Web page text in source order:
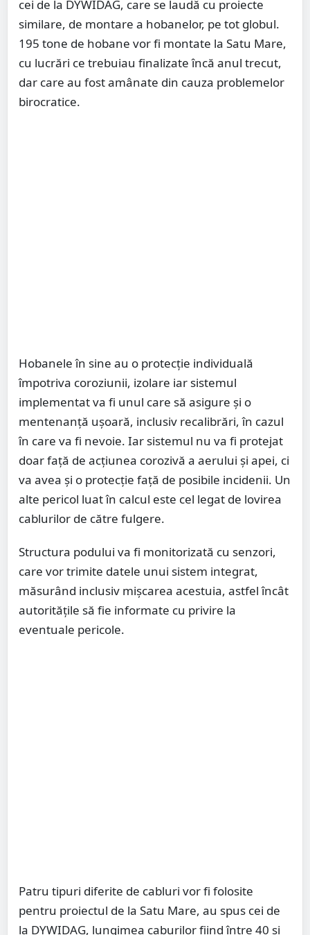
cei de la DYWIDAG, care se laudă cu proiecte
similare, de montare a hobanelor, pe tot globul.
195 tone de hobane vor fi montate la Satu Mare,
cu lucrări ce trebuiau finalizate încă anul trecut,
dar care au fost amânate din cauza problemelor
birocratice.
Hobanele în sine au o protecție individuală
împotriva coroziunii, izolare iar sistemul
implementat va fi unul care să asigure și o
mentenanță ușoară, inclusiv recalibrări, în cazul
în care va fi nevoie. Iar sistemul nu va fi protejat
doar față de acțiunea corozivă a aerului și apei, ci
va avea și o protecție față de posibile incidenii. Un
alte pericol luat în calcul este cel legat de lovirea
cablurilor de către fulgere.
Structura podului va fi monitorizată cu senzori,
care vor trimite datele unui sistem integrat,
măsurând inclusiv mișcarea acestuia, astfel încât
autoritățile să fie informate cu privire la
eventuale pericole.
Patru tipuri diferite de cabluri vor fi folosite
pentru proiectul de la Satu Mare, au spus cei de
la DYWIDAG, lungimea caburilor fiind între 40 și